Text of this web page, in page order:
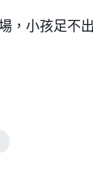
，小孩足不